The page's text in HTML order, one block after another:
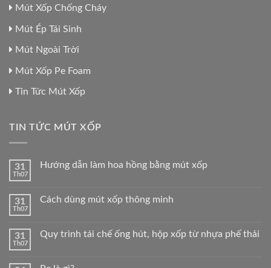
Mút Xốp Chống Cháy
Mút Ép Tái Sinh
Mút Ngoài Trời
Mút Xốp Pe Foam
Tin Tức Mút Xốp
TIN TỨC MÚT XỐP
31
Th07
Hướng dẫn làm hoa hồng bằng mút xốp
31
Th07
Cách dùng mút xốp thông minh
31
Th07
Quy trình tái chế ống hút, hộp xốp từ nhựa phế thải